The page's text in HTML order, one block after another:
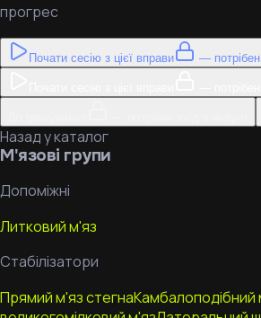
прогрес
Почати сесію з цієї вправи —
Назад у каталог
М'язові групи
Допоміжні
Литковий м'яз
Стабілізатори
Прямий м'яз стегнаКамбалоподібний